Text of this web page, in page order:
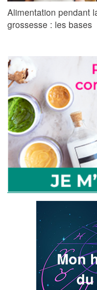
Alimentation pendant
grossesse : les bases
Mon